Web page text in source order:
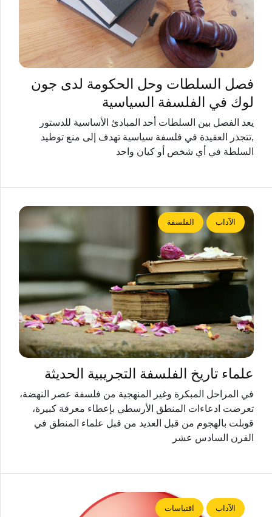
فصل السلطات وحل الحكومة لدى جون
لوك في الفلسفة السياسية
يعد الفصل بين السلطات أحد المبادئ الأساسية للدستور
,تتجذر العقيدة في فلسفة سياسية تهدف إلى منع توطيد
السلطة في أي شخص أو كيان واحد
الآداب الفلسفة
علماء تاريخ الفلسفة التجريبية الحديثة
في المراحل المبكرة وغير المنهجية من فلسفة عصر النهضة،
تعرضت ادعاءات المنطق الأرسطي بإعطاء معرفة كبيرة،
قوبلت بالهجوم من قبل العديد من قبل علماء المنطق في
القرن السادس عشر
الآداب اقتباسات